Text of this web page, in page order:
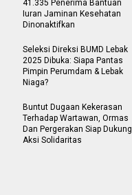
41.335 Penerima Bantuan
Iuran Jaminan Kesehatan
Dinonaktifkan
Seleksi Direksi BUMD Lebak
2025 Dibuka: Siapa Pantas
Pimpin Perumdam & Lebak
Niaga?
Buntut Dugaan Kekerasan
Terhadap Wartawan, Ormas
Dan Pergerakan Siap Dukung
Aksi Solidaritas